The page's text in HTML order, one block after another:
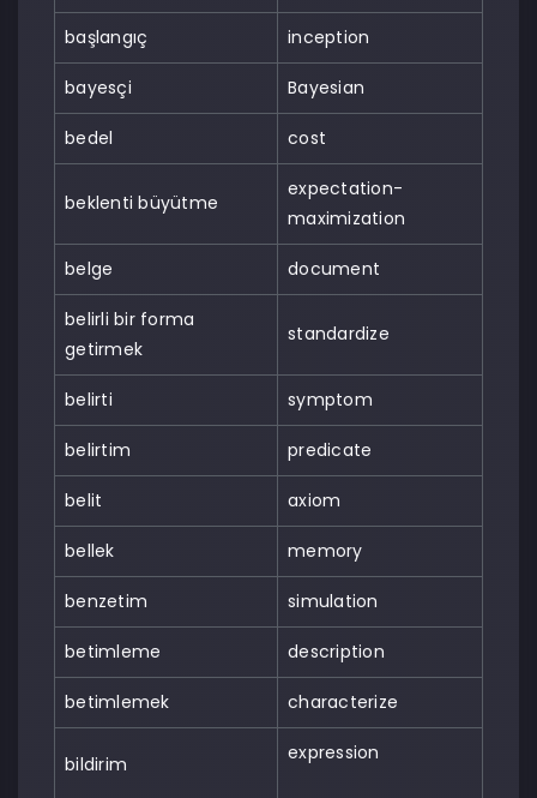
başlangıç inception
bayesçi Bayesian
bedel cost
beklenti büyütme
expectation-
maximization
belge document
belirli bir forma
getirmek
standardize
belirti symptom
belirtim predicate
belit axiom
bellek memory
benzetim simulation
betimleme description
betimlemek characterize
bildirim expression